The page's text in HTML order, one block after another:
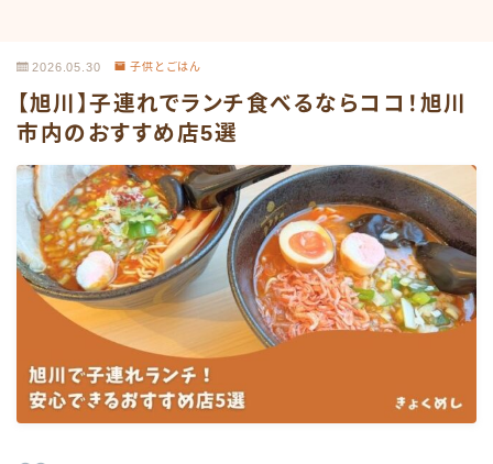
2026.05.30 子供とごはん
【旭川】子連れでランチ食べるならココ！旭川
市内のおすすめ店5選